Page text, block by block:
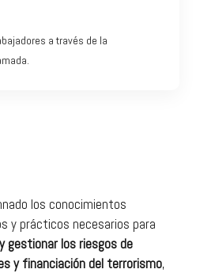
a través de la
los conocimientos
y prácticos necesarios para
gestionar los riesgos de
y financiación del terrorismo,